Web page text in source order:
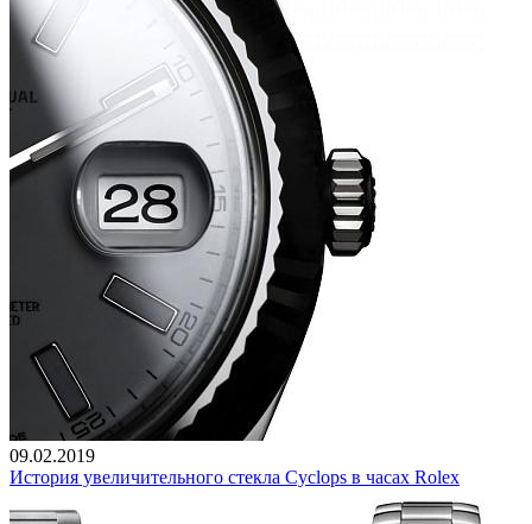
09.02.2019
История увеличительного стекла Cyclops в часах Rolex